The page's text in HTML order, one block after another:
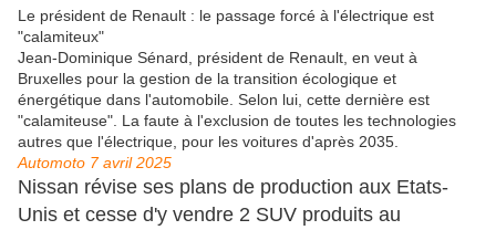
Le président de Renault : le passage forcé à l'électrique est
"calamiteux"
Jean-Dominique Sénard, président de Renault, en veut à
Bruxelles pour la gestion de la transition écologique et
énergétique dans l'automobile. Selon lui, cette dernière est
"calamiteuse". La faute à l'exclusion de toutes les technologies
autres que l'électrique, pour les voitures d'après 2035.
Automoto 7 avril 2025
Nissan révise ses plans de production aux Etats-
Unis et cesse d'y vendre 2 SUV produits au